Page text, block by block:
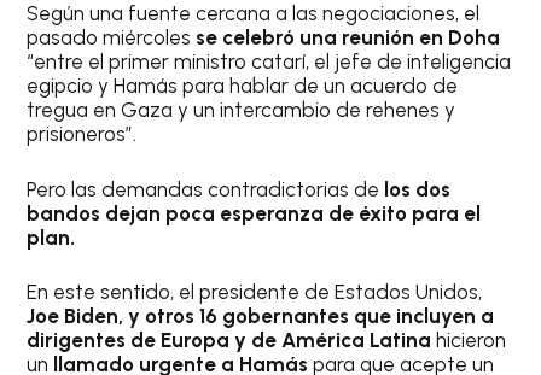
Según una fuente cercana a las negociaciones, el
pasado miércoles se celebró una reunión en Doha
“entre el primer ministro catarí, el jefe de inteligencia
egipcio y Hamás para hablar de un acuerdo de
tregua en Gaza y un intercambio de rehenes y
prisioneros”.
Pero las demandas contradictorias de los dos
bandos dejan poca esperanza de éxito para el
plan.
En este sentido, el presidente de Estados Unidos,
Joe Biden, y otros 16 gobernantes que incluyen a
dirigentes de Europa y de América Latina hicieron
un
llamado urgente a Hamáspara que acepte un